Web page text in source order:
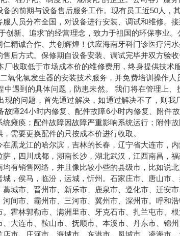
的前期与设备售后服务工作。现有员工近50人，
人员分布全国，对设备进行安装、调试和维修。
创新、追求”的经营理念，致力于祖国的环保事业
精诚合作、共创辉煌！ 供应海南牙科门诊医疗污
后方式。保修期自设备安装、调试完毕并双方验
厂收取低于市场成本价的维修费用，终身提供技术
氧化氯发生器的安装技术服务，并免费培训操作人
遇到的具体问题，防患未然。
我们将在管理上、
现的问题，首先通过解决，如通过解决不了，则
故障24小时内修复、配件故障6小时内修复、附件
瘫痪；配件故障因故障严重影响系统运行；附件
需要更换配件的只按成本价进行收取。
黑龙江的哈尔滨，吉林的长春，辽宁省大连市，
，四川成都，湖南长沙，湖北武汉，江西南昌，
有销售网络，并且像比较小些的县级市，比如说
，侯马，临汾，运城，忻州。石家庄市、唐山市
城市、晋州市、新乐市、鹿泉市、遵化市、迁安
间市、霸州市、三河市、冀州市、深州市。呼和
霍林郭勒市、满洲里市、牙克石市、扎兰屯市、
大连市、鞍山市、抚顺市、本溪市、丹东市、锦
市、庄河市、海城市、东港市、凤城市、凌海市